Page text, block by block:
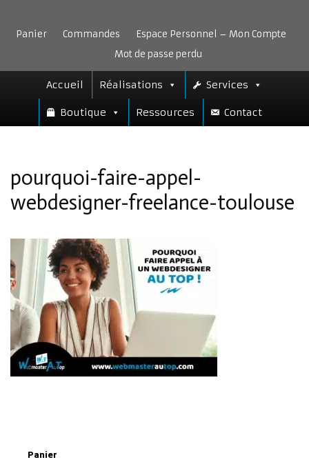
contenu
Panier Commandes
Espace Personnel – Mon Compte
Mot de passe perdu
Accueil Réalisations Services
Boutique Ressources Contact
pourquoi-faire-appel-
webdesigner-freelance-toulouse
Panier